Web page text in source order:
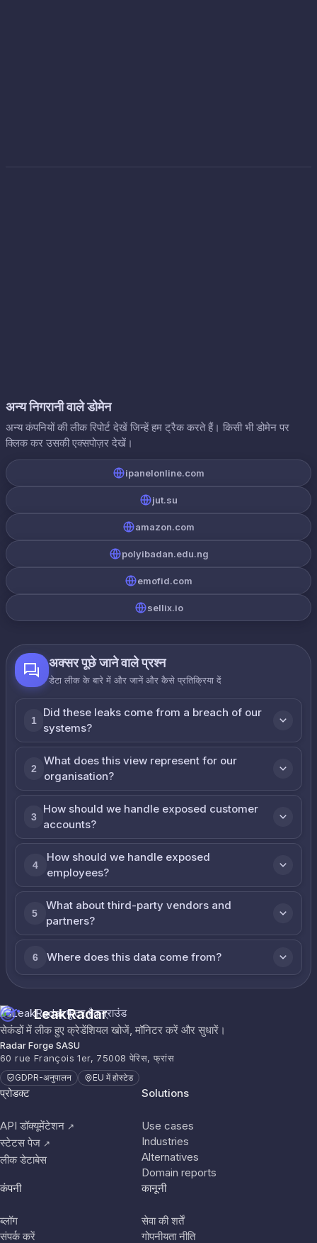
अन्य निगरानी वाले डोमेन
अन्य कंपनियों की लीक रिपोर्ट देखें जिन्हें हम ट्रैक करते हैं। किसी भी डोमेन पर
क्लिक कर उसकी एक्सपोज़र देखें।
ipanelonline.com
jut.su
amazon.com
polyibadan.edu.ng
emofid.com
sellix.io
अक्सर पूछे जाने वाले प्रश्न
डेटा लीक के बारे में और जानें और कैसे प्रतिक्रिया दें
1
Did these leaks come from a breach of our
systems?
2
What does this view represent for our
organisation?
3
How should we handle exposed customer
accounts?
4
How should we handle exposed
employees?
5
What about third-party vendors and
partners?
6 Where does this data come from?
LeakRadar
सेकंडों में लीक हुए क्रेडेंशियल खोजें, मॉनिटर करें और सुधारें।
Radar Forge SASU
60 rue François 1er, 75008 पेरिस, फ्रांस
GDPR-अनुपालन EU में होस्टेड
प्रोडक्ट
API डॉक्यूमेंटेशन ↗
स्टेटस पेज ↗
लीक डेटाबेस
Solutions
Use cases
Industries
Alternatives
Domain reports
कंपनी
ब्लॉग
संपर्क करें
कानूनी
सेवा की शर्तें
गोपनीयता नीति